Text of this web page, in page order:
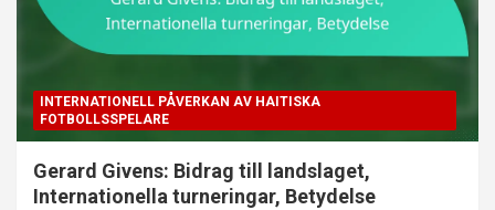
INTERNATIONELL PÅVERKAN AV HAITISKA
FOTBOLLSSPELARE
Gerard Givens: Bidrag till landslaget,
Internationella turneringar, Betydelse